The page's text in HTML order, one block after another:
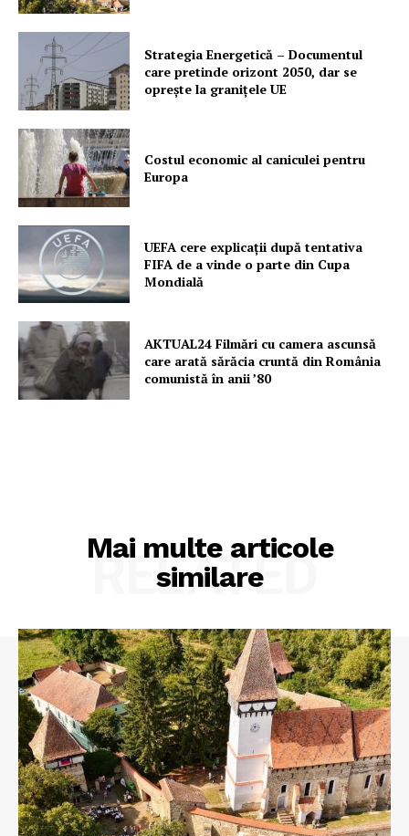
Un proiect
FREEDOM HOUSE ROMÂNIA
PRESShub
Strategia Energetică – Documentul
care pretinde orizont 2050, dar se
oprește la granițele UE
Costul economic al caniculei pentru
Europa
UEFA cere explicații după tentativa
FIFA de a vinde o parte din Cupa
Mondială
AKTUAL24 Filmări cu camera ascunsă
care arată sărăcia cruntă din România
comunistă în anii ’80
Mai multe articole
similare
RELATED